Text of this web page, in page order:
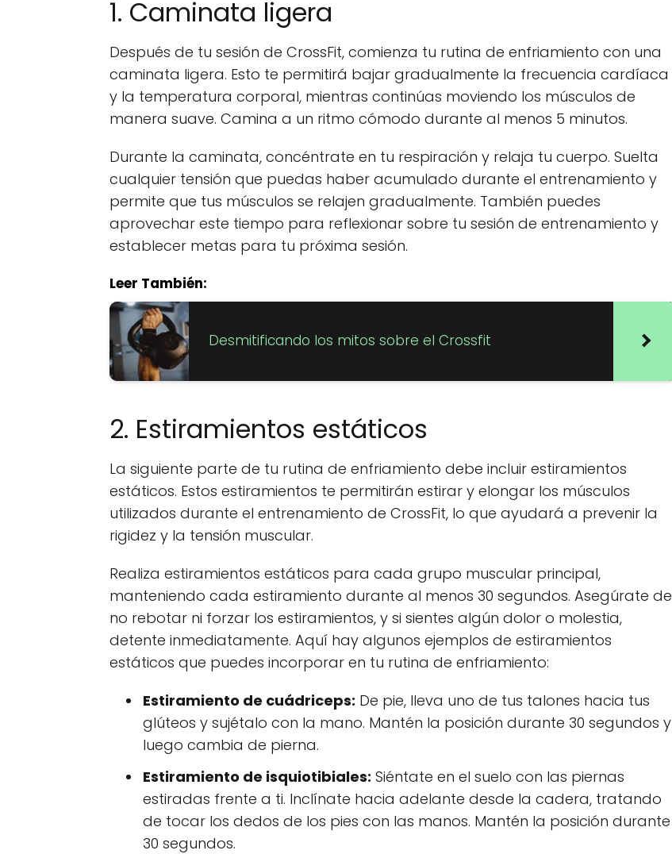
1. Caminata ligera
Después de tu sesión de CrossFit, comienza tu rutina de enfriamiento con una
caminata ligera. Esto te permitirá bajar gradualmente la frecuencia cardíaca
y la temperatura corporal, mientras continúas moviendo los músculos de
manera suave. Camina a un ritmo cómodo durante al menos 5 minutos.
Durante la caminata, concéntrate en tu respiración y relaja tu cuerpo. Suelta
cualquier tensión que puedas haber acumulado durante el entrenamiento y
permite que tus músculos se relajen gradualmente. También puedes
aprovechar este tiempo para reflexionar sobre tu sesión de entrenamiento y
establecer metas para tu próxima sesión.
Leer También:
Desmitificando los mitos sobre el Crossfit
2. Estiramientos estáticos
La siguiente parte de tu rutina de enfriamiento debe incluir estiramientos
estáticos. Estos estiramientos te permitirán estirar y elongar los músculos
utilizados durante el entrenamiento de CrossFit, lo que ayudará a prevenir la
rigidez y la tensión muscular.
Realiza estiramientos estáticos para cada grupo muscular principal,
manteniendo cada estiramiento durante al menos 30 segundos. Asegúrate de
no rebotar ni forzar los estiramientos, y si sientes algún dolor o molestia,
detente inmediatamente. Aquí hay algunos ejemplos de estiramientos
estáticos que puedes incorporar en tu rutina de enfriamiento:
Estiramiento de cuádriceps: De pie, lleva uno de tus talones hacia tus
glúteos y sujétalo con la mano. Mantén la posición durante 30 segundos y
luego cambia de pierna.
Estiramiento de isquiotibiales: Siéntate en el suelo con las piernas
estiradas frente a ti. Inclínate hacia adelante desde la cadera, tratando
de tocar los dedos de los pies con las manos. Mantén la posición durante
30 segundos.